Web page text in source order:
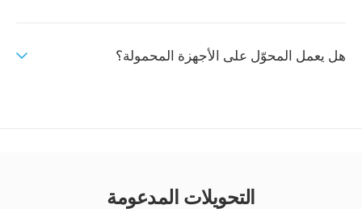
هل يعمل المحوّل على الأجهزة المحمولة؟
التحويلات المدعومة